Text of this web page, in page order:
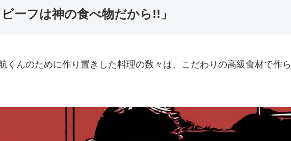
ーフは神の食べ物だから!!」
くんのために作り置きした料理の数々は、こだわりの高級食材で作ら